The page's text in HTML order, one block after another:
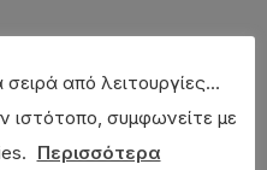
από λειτουργίες...
ιστότοπο, συμφωνείτε με
Περισσότερα